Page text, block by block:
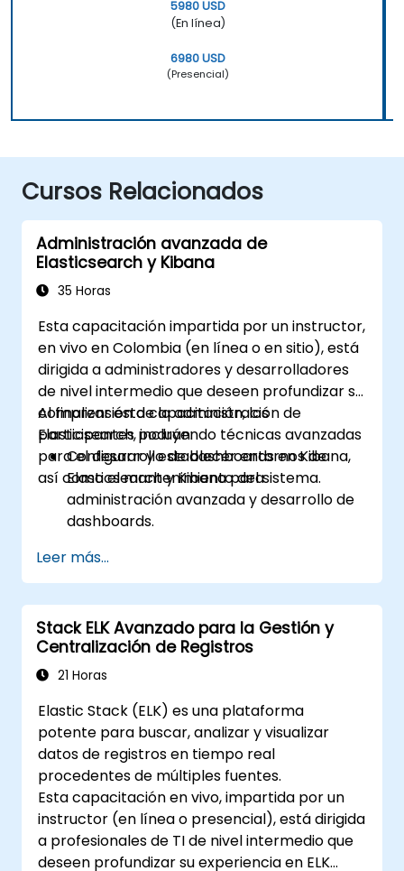
5980 USD
(En línea)
6980 USD
(Presencial)
Cursos Relacionados
Administración avanzada de
Elasticsearch y Kibana
35 Horas
Esta capacitación impartida por un instructor,
en vivo en Colombia (en línea o en sitio), está
dirigida a administradores y desarrolladores
de nivel intermedio que deseen profundizar su
comprensión de la administración de
Elasticsearch, incluyendo técnicas avanzadas
para el desarrollo de dashboards en Kibana,
así como el mantenimiento del sistema.
Al finalizar esta capacitación, los
participantes podrán:
Configurar y establecer entornos de
Elasticsearch y Kibana para
administración avanzada y desarrollo de
dashboards.
modelos de datos en Elasticsearch.
Desarrollar consultas y filtros avanzados
para extraer información valiosa de los
datos de Elasticsearch.
Diseñar y construir dashboards
interactivos en Kibana utilizando diversos
Implementar las mejores prácticas para
la administración, optimización y solución
de problemas en Elasticsearch y Kibana.
Leer más...
Stack ELK Avanzado para la Gestión y
Centralización de Registros
21 Horas
Elastic Stack (ELK) es una plataforma
potente para buscar, analizar y visualizar
datos de registros en tiempo real
procedentes de múltiples fuentes.
Esta capacitación en vivo, impartida por un
instructor (en línea o presencial), está dirigida
a profesionales de TI de nivel intermedio que
deseen profundizar su experiencia en ELK